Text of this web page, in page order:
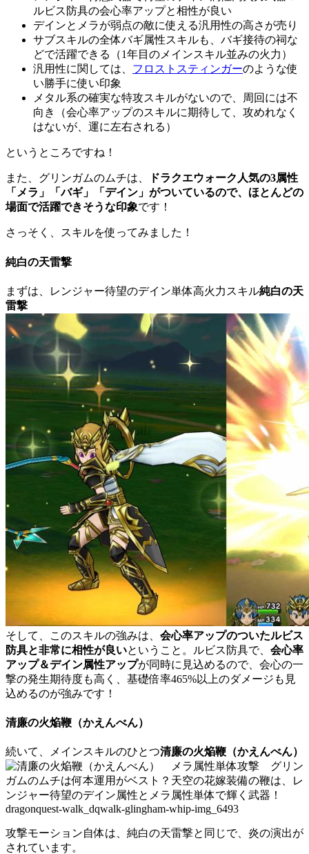
ルビス防具の会心率アップと相性が良い
デインとメラが弱点の敵に使える汎用性の高さが売り
サブスキルの全体バギ属性スキルも、バギ接待の祠な
どで活躍できる（1年目のメインスキル並みの火力）
汎用性に関しては、 フロストスティンガーのような使
い勝手に使い印象
メタル系の確実な特攻スキルがないので、周回には不
向き（会心率アップのスキルに期待して、攻めれなく
はないが、運に左右される）
というところですね！
また、グリンガムのムチは、
ドラクエウォーク人気の3属性
「メラ」「バギ」「デイン」がついているので、ほとんどの
場面で活躍できそうな印象です！
さっそく、スキルを使ってみました！
純白の天雷撃
まずは、レンジャー待望のデイン単体高火力スキル純白の天
雷撃
そして、このスキルの強みは、 会心率アップのついたルビス
防具と非常に相性が良いということ。ルビス防具で、 会心率
アップ＆デイン属性アップが同時に見込めるので、会心の一
撃の発生期待度も高く、基礎倍率465%以上のダメージも見
込めるのが強みです！
清廉の火焔鞭（かえんべん）
続いて、メインスキルのひとつ清廉の火焔鞭（かえんべん）
攻撃モーション自体は、純白の天雷撃と同じで、炎の演出が
されています。